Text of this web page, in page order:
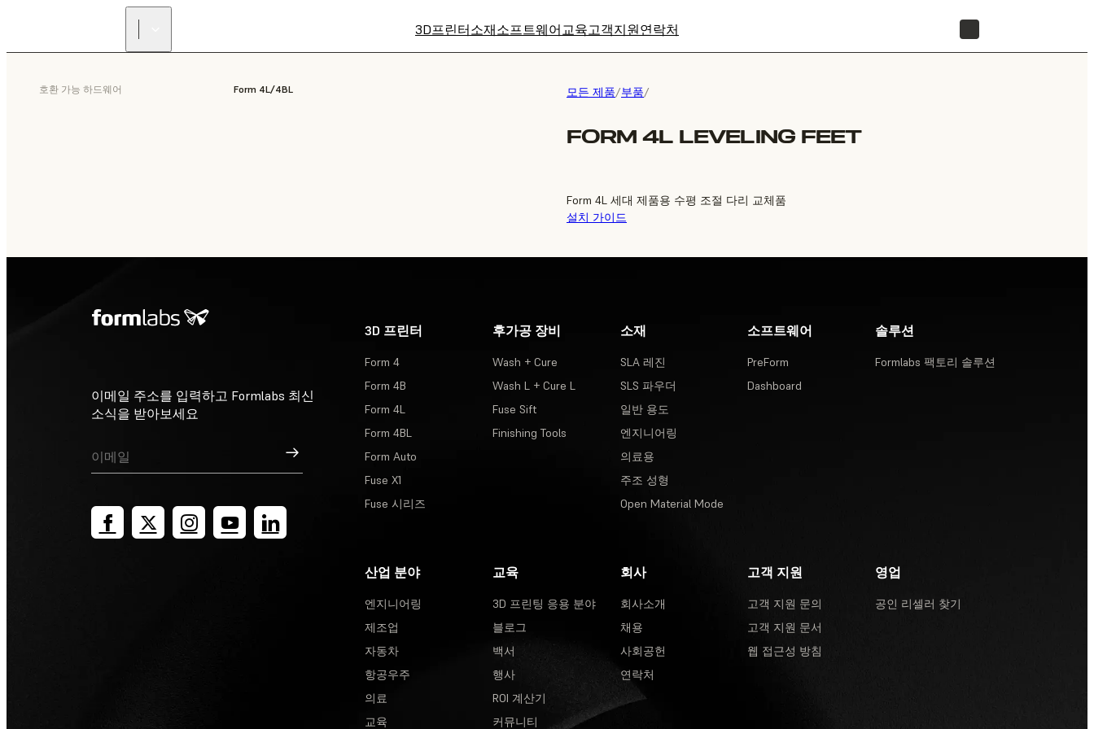
3D프린터소재소프트웨어교육고객지원연락처
모든 제품/부품/
FORM 4L LEVELING FEET
호환 가능 하드웨어 Form 4L/4BL
Form 4L 세대 제품용 수평 조절 다리 교체품
설치 가이드
이메일 주소를 입력하고 Formlabs 최신
소식을 받아보세요
가입
3D 프린터
Form 4
Form 4B
Form 4L
Form 4BL
Form Auto
Fuse X1
Fuse 시리즈
후가공 장비
Wash + Cure
Wash L + Cure L
Fuse Sift
Finishing Tools
소재
SLA 레진
SLS 파우더
일반 용도
엔지니어링
의료용
주조 성형
Open Material Mode
소프트웨어
PreForm
Dashboard
솔루션
Formlabs 팩토리 솔루션
산업 분야
엔지니어링
제조업
자동차
항공우주
의료
교육
교육
3D 프린팅 응용 분야
블로그
백서
행사
ROI 계산기
커뮤니티
회사
회사소개
채용
사회공헌
연락처
고객 지원
고객 지원 문의
고객 지원 문서
웹 접근성 방침
영업
공인 리셀러 찾기